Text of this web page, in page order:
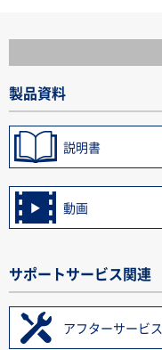
製品資料
説明書
動画
サポートサービス関連
アフターサービス